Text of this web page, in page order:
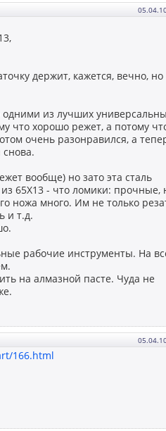
держит, кажется, вечно, но
одними из лучших
что хорошо режет, а потому
очень разонравился, а
вообще) но зато эта сталь
65Х13 - что ломики: прочные,
ножа много. Им не только
и т.д.
рабочие инструменты. На
на алмазной пасте. Чуда не
166.html